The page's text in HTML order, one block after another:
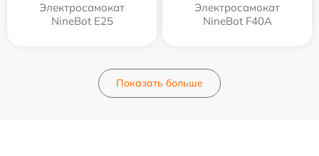
Электросамокат
NineBot E25
Электросамокат
NineBot F40A
Показать больше